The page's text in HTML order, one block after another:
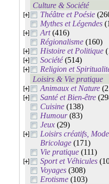
Culture & Société
Théâtre et Poésie
Mythes et Légendes
Art(416)
Régionalisme (160)
Histoire et Politique
Société(514)
Religion et
Loisirs & Vie pratique
Animaux et Nature
Santé et Bien-être
Cuisine (138)
Humour(83)
Jeux (29)
Loisirs créatifs,
Bricolage (171)
Vie pratique (111)
Sport et Véhicules
Voyages (308)
Erotisme (103)